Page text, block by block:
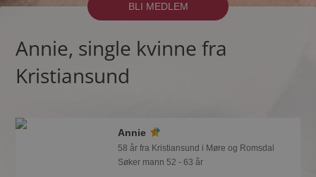
BLI MEDLEM
Annie, single kvinne fra
Kristiansund
Annie
58 år fra Kristiansund i Møre og Romsdal
Søker mann 52 - 63 år